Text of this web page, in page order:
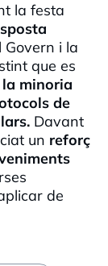
la festa
Govern i la
que es
la minoria
de
Davant
un reforç
de